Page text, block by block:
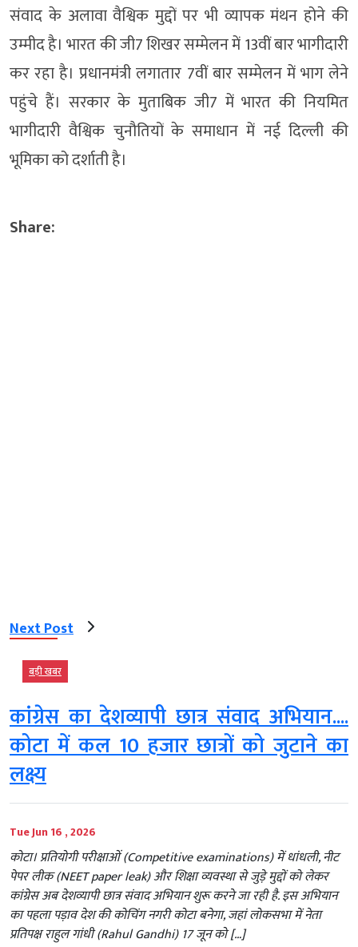
संवाद के अलावा वैश्विक मुद्दों पर भी व्यापक मंथन होने की
उम्मीद है। भारत की जी7 शिखर सम्मेलन में 13वीं बार भागीदारी
कर रहा है। प्रधानमंत्री लगातार 7वीं बार सम्मेलन में भाग लेने
पहुंचे हैं। सरकार के मुताबिक जी7 में भारत की नियमित
भागीदारी वैश्विक चुनौतियों के समाधान में नई दिल्ली की
भूमिका को दर्शाती है।
Share:
Next Post
बड़ी खबर
कांग्रेस का देशव्यापी छात्र संवाद अभियान....
कोटा में कल 10 हजार छात्रों को जुटाने का
लक्ष्य
Tue Jun 16 , 2026
कोटा। प्रतियोगी परीक्षाओं (Competitive examinations) में धांधली, नीट
पेपर लीक (NEET paper leak) और शिक्षा व्यवस्था से जुड़े मुद्दों को लेकर
कांग्रेस अब देशव्यापी छात्र संवाद अभियान शुरू करने जा रही है. इस अभियान
का पहला पड़ाव देश की कोचिंग नगरी कोटा बनेगा, जहां लोकसभा में नेता
प्रतिपक्ष राहुल गांधी (Rahul Gandhi) 17 जून को […]